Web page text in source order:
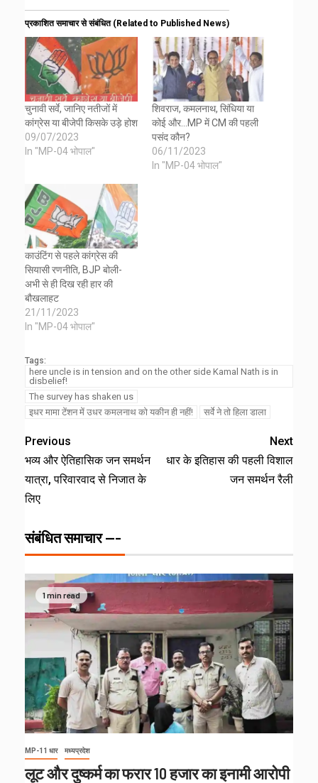
प्रकाशित समाचार से संबंधित (Related to Published News)
चुनावी सर्वे, जानिए नतीजों में
कांग्रेस या बीजेपी किसके उड़े होश
09/07/2023
In "MP-04 भोपाल"
शिवराज, कमलनाथ, सिंधिया या
कोई और…MP में CM की पहली
पसंद कौन?
06/11/2023
In "MP-04 भोपाल"
काउंटिंग से पहले कांग्रेस की
सियासी रणनीति, BJP बोली-
अभी से ही दिख रही हार की
बौखलाहट
21/11/2023
In "MP-04 भोपाल"
Tags:
here uncle is in tension and on the other side Kamal Nath is in
disbelief!
The survey has shaken us
इधर मामा टेंशन में उधर कमलनाथ को यकीन ही नहीं!
सर्वे ने तो हिला डाला
Previous
भव्य और ऐतिहासिक जन समर्थन
यात्रा, परिवारवाद से निजात के
लिए
Next
धार के इतिहास की पहली विशाल
जन समर्थन रैली
संबंधित समाचार ---
1 min read
MP-11 धार मध्यप्रदेश
लूट और दुष्कर्म का फरार 10 हजार का इनामी आरोपी